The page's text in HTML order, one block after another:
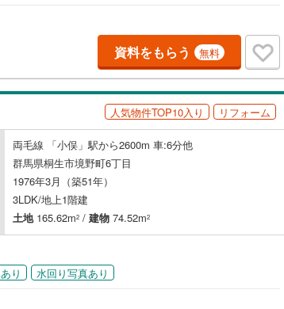
資料をもらう 無料
人気物件TOP10入り リフォーム
両毛線 「小俣」駅から2600m 車:6分他
群馬県桐生市境野町6丁目
1976年3月（築51年）
3LDK/地上1階建
土地165.62m2 / 建物 74.52m2
り 水回り写真あり
弘南鉄道大鰐線(0)
福島交通飯坂線(0)
上田電鉄別所線(0)
関東鉄道竜ケ崎線(0)
(0) ひたちなか海浜鉄道湊線
千葉都市モノレール
秩父鉄道(
京成押上線